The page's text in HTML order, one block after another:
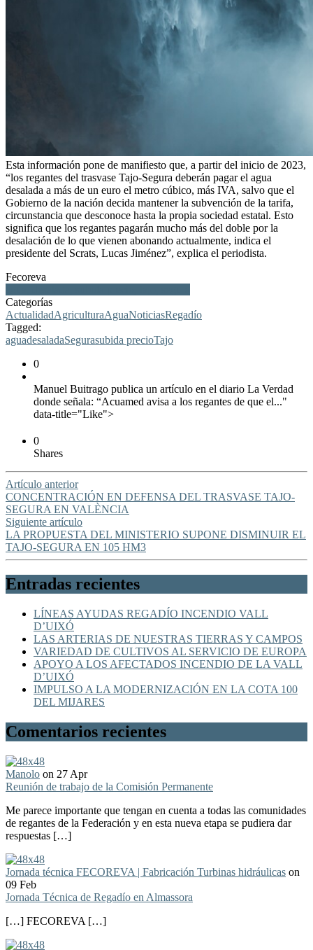
Esta información pone de manifiesto que, a partir del inicio de 2023,
“los regantes del trasvase Tajo-Segura deberán pagar el agua
desalada a más de un euro el metro cúbico, más IVA, salvo que el
Gobierno de la nación decida mantener la subvención de la tarifa,
circunstancia que desconoce hasta la propia sociedad estatal. Esto
significa que los regantes pagarán mucho más del doble por la
desalación de lo que vienen abonando actualmente, indica el
presidente del Scrats, Lucas Jiménez”, explica el periodista.
Fecoreva
Categorías
ActualidadAgriculturaAguaNoticiasRegadío
Tagged:
aguadesaladaSegurasubida precioTajo
0
Manuel Buitrago publica un artículo en el diario La Verdad
donde señala: “Acuamed avisa a los regantes de que el..."
data-title="Like">
0
Shares
Artículo anterior
CONCENTRACIÓN EN DEFENSA DEL TRASVASE TAJO-
SEGURA EN VALÈNCIA
Siguiente artículo
LA PROPUESTA DEL MINISTERIO SUPONE DISMINUIR EL
TAJO-SEGURA EN 105 HM3
Entradas recientes
LÍNEAS AYUDAS REGADÍO INCENDIO VALL
D’UIXÓ
LAS ARTERIAS DE NUESTRAS TIERRAS Y CAMPOS
VARIEDAD DE CULTIVOS AL SERVICIO DE EUROPA
APOYO A LOS AFECTADOS INCENDIO DE LA VALL
D’UIXÓ
IMPULSO A LA MODERNIZACIÓN EN LA COTA 100
DEL MIJARES
Comentarios recientes
Manolo on 27 Apr
Reunión de trabajo de la Comisión Permanente
Me parece importante que tengan en cuenta a todas las comunidades
de regantes de la Federación y en esta nueva etapa se pudiera dar
respuestas […]
Jornada técnica FECOREVA | Fabricación Turbinas hidráulicas on
09 Feb
Jornada Técnica de Regadío en Almassora
[…] FECOREVA […]